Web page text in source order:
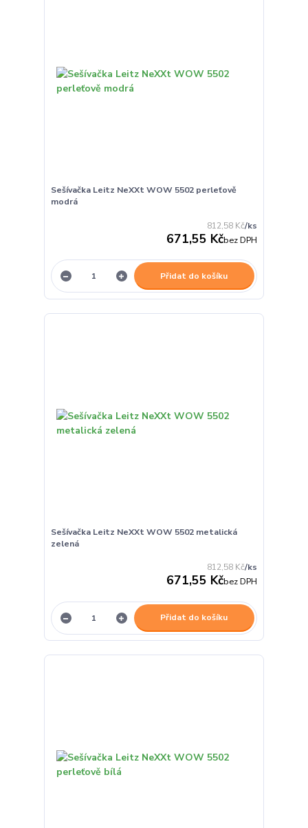
Sešívačka Leitz NeXXt WOW 5502 perleťově
modrá
812,58 Kč/ks
671,55 Kčbez DPH
Přidat do košíku
Sešívačka Leitz NeXXt WOW 5502 metalická
zelená
812,58 Kč/ks
671,55 Kčbez DPH
Přidat do košíku